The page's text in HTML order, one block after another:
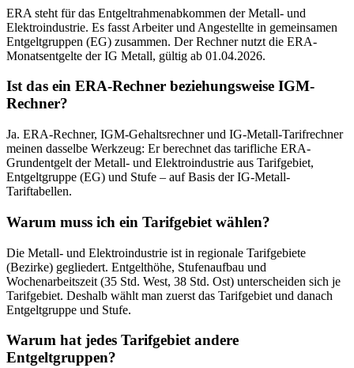
ERA steht für das Entgeltrahmenabkommen der Metall- und
Elektroindustrie. Es fasst Arbeiter und Angestellte in gemeinsamen
Entgeltgruppen (EG) zusammen. Der Rechner nutzt die ERA-
Monatsentgelte der IG Metall, gültig ab 01.04.2026.
Ist das ein ERA-Rechner beziehungsweise IGM-
Rechner?
Ja. ERA-Rechner, IGM-Gehaltsrechner und IG-Metall-Tarifrechner
meinen dasselbe Werkzeug: Er berechnet das tarifliche ERA-
Grundentgelt der Metall- und Elektroindustrie aus Tarifgebiet,
Entgeltgruppe (EG) und Stufe – auf Basis der IG-Metall-
Tariftabellen.
Warum muss ich ein Tarifgebiet wählen?
Die Metall- und Elektroindustrie ist in regionale Tarifgebiete
(Bezirke) gegliedert. Entgelthöhe, Stufenaufbau und
Wochenarbeitszeit (35 Std. West, 38 Std. Ost) unterscheiden sich je
Tarifgebiet. Deshalb wählt man zuerst das Tarifgebiet und danach
Entgeltgruppe und Stufe.
Warum hat jedes Tarifgebiet andere
Entgeltgruppen?